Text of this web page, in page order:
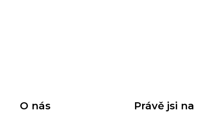
O nás Právě jsi na